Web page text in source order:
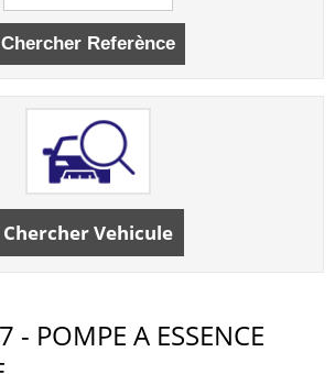
Chercher Vehicule
- POMPE A ESSENCE